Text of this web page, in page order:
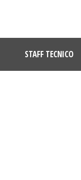
STAFF TECNICO